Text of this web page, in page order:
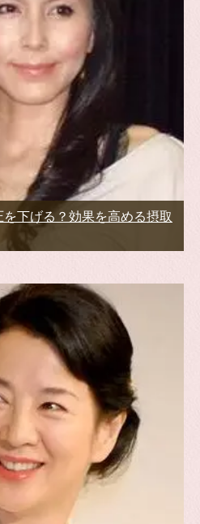
下げる？効果を高める摂取